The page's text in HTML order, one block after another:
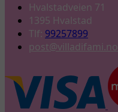
Hvalstadveien 71
1395 Hvalstad
Tlf: 99257899
post@villadifami.no